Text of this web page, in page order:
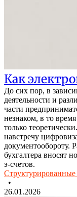
Как
До сих пор, в
деятельности и
части
незнаком, в то
только
навстречу
документообороту.
бухгалтера вносят
э-счетов.
Структурированные
•
26.01.2026